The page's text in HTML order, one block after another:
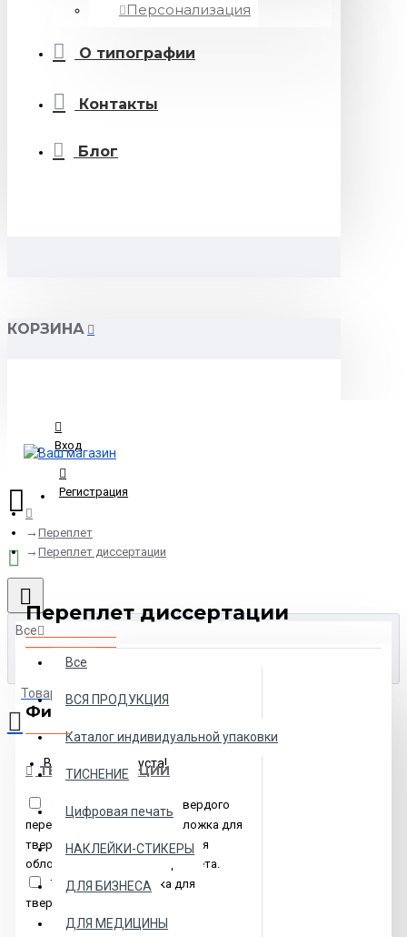
Персонализация
О типографии
Контакты
Блог
КОРЗИНА
Вход
Регистрация
Все
Все
ВСЯ ПРОДУКЦИЯ
Каталог индивидуальной упаковки
ТИСНЕНИЕ
Цифровая печать
НАКЛЕЙКИ-СТИКЕРЫ
ДЛЯ БИЗНЕСА
ДЛЯ МЕДИЦИНЫ
Товаров: 0 (0.00р.)
Ваша корзина пуста!
Переплет
Переплет диссертации
Переплет диссертации
Фильтр
ТЕГИ ПРОДУКЦИИ
Зеленая обложка для твердого
переплета.
Красная обложка для
твердого переплета.
Синяя
обложка для твердого переплета.
Темно синяя обложка для
твердого переплета.